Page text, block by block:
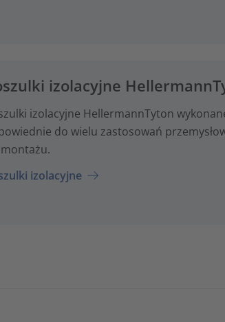
izolacyjne
izolacyjne HellermannTyton
do wielu zastosowań
izolacyjne